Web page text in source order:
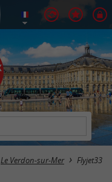
Le Verdon-sur-Mer Flyjet33